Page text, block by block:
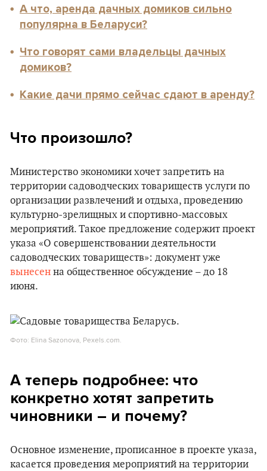
А что, аренда дачных домиков сильно
популярна в Беларуси?
Что говорят сами владельцы дачных
домиков?
Какие дачи прямо сейчас сдают в аренду?
Что произошло?
Министерство экономики хочет запретить на
территории садоводческих товариществ услуги по
организации развлечений и отдыха, проведению
культурно-зрелищных и спортивно-массовых
мероприятий. Такое предложение содержит проект
указа «О совершенствовании деятельности
садоводческих товариществ»: документ уже
вынесен на общественное обсуждение – до 18
июня.
Фото: Elina Sazonova, Pexels.com.
А теперь подробнее: что
конкретно хотят запретить
чиновники – и почему?
Основное изменение, прописанное в проекте указа,
касается проведения мероприятий на территории